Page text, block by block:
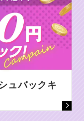
ュバックキ